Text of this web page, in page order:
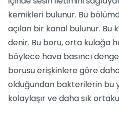
kemikleri bulunur. Bu
açılan bir kanal bulunur. Bu
denir. Bu boru, orta kulağa
böylece hava basıncı
borusu erişkinlere göre
olduğundan bakterilerin bu
kolaylaşır ve daha sık